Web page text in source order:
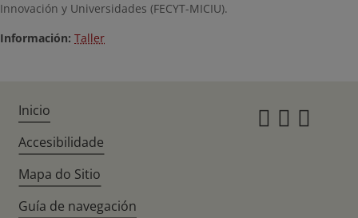
Innovación y Universidades (FECYT-MICIU).
Información: Taller
Inicio
Accesibilidade
Mapa do Sitio
Guía de navegación